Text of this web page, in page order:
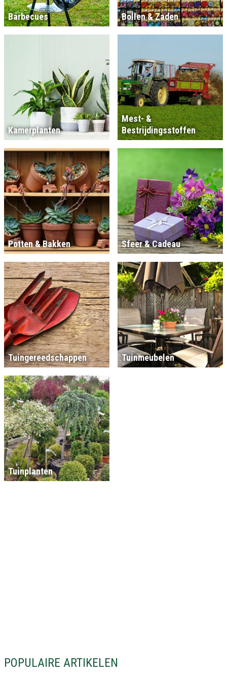
POPULAIRE ARTIKELEN
Barbecues Bollen & Zaden
Kamerplanten
Mest- &
Bestrijdingsstoffen
Potten & Bakken Sfeer & Cadeau
Tuingereedschappen Tuinmeubelen
Tuinplanten